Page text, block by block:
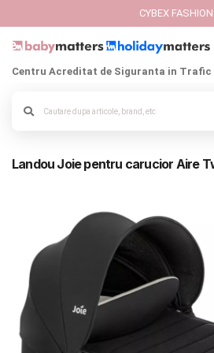
Italbaby Collections
CARUCIOARE COPII
SCAUNE AUTO
CYBEX FASHION
Centru Acreditat de Siguranta in Trafic
Landou Joie pentru carucior Aire